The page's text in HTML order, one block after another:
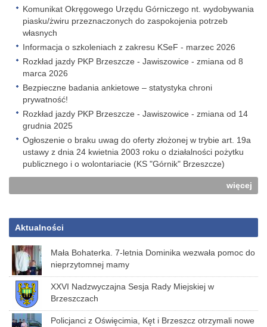
Komunikat Okręgowego Urzędu Górniczego nt. wydobywania
piasku/żwiru przeznaczonych do zaspokojenia potrzeb
własnych
Informacja o szkoleniach z zakresu KSeF - marzec 2026
Rozkład jazdy PKP Brzeszcze - Jawiszowice - zmiana od 8
marca 2026
Bezpieczne badania ankietowe – statystyka chroni
prywatność!
Rozkład jazdy PKP Brzeszcze - Jawiszowice - zmiana od 14
grudnia 2025
Ogłoszenie o braku uwag do oferty złożonej w trybie art. 19a
ustawy z dnia 24 kwietnia 2003 roku o działalności pożytku
publicznego i o wolontariacie (KS "Górnik" Brzeszcze)
więcej
Aktualności
Mała Bohaterka. 7-letnia Dominika wezwała pomoc do
nieprzytomnej mamy
XXVI Nadzwyczajna Sesja Rady Miejskiej w
Brzeszczach
Policjanci z Oświęcimia, Kęt i Brzeszcz otrzymali nowe